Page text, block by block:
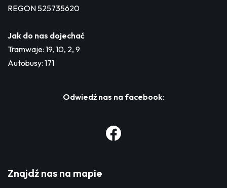
REGON 525735620
Jak do nas dojechać
Tramwaje: 19, 10, 2, 9
Autobusy: 171
Odwiedź nas na facebook:
Znajdź nas na mapie